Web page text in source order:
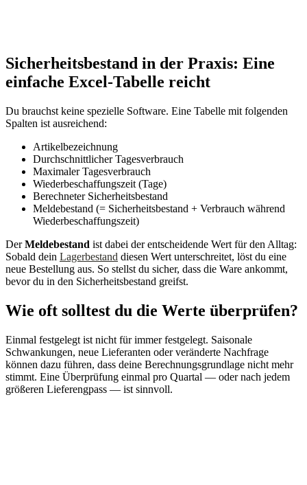
Sicherheitsbestand in der Praxis: Eine
einfache Excel-Tabelle reicht
Du brauchst keine spezielle Software. Eine Tabelle mit folgenden
Spalten ist ausreichend:
Artikelbezeichnung
Durchschnittlicher Tagesverbrauch
Maximaler Tagesverbrauch
Wiederbeschaffungszeit (Tage)
Berechneter Sicherheitsbestand
Meldebestand (= Sicherheitsbestand + Verbrauch während
Wiederbeschaffungszeit)
DerMeldebestand ist dabei der entscheidende Wert für den Alltag:
Sobald dein Lagerbestand diesen Wert unterschreitet, löst du eine
neue Bestellung aus. So stellst du sicher, dass die Ware ankommt,
bevor du in den Sicherheitsbestand greifst.
Wie oft solltest du die Werte überprüfen?
Einmal festgelegt ist nicht für immer festgelegt. Saisonale
Schwankungen, neue Lieferanten oder veränderte Nachfrage
können dazu führen, dass deine Berechnungsgrundlage nicht mehr
stimmt. Eine Überprüfung einmal pro Quartal — oder nach jedem
größeren Lieferengpass — ist sinnvoll.